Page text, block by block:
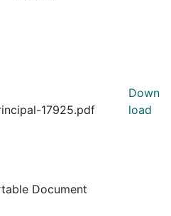
17925.pdf
Document
Down
load